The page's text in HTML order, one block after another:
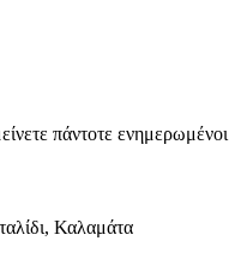
πάντοτε ενημερωμένοι
Καλαμάτα